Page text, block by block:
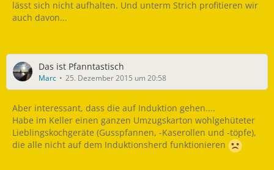
lässt sich nicht aufhalten. Und unterm Strich profitieren wir
auch davon...
Das ist Pfanntastisch
Marc 25. Dezember 2015 um 20:58
Aber interessant, dass die auf Induktion gehen....
Habe im Keller einen ganzen Umzugskarton wohlgehüteter
Lieblingskochgeräte (Gusspfannen, -Kaserollen und -töpfe),
die alle nicht auf dem Induktionsherd funktionieren